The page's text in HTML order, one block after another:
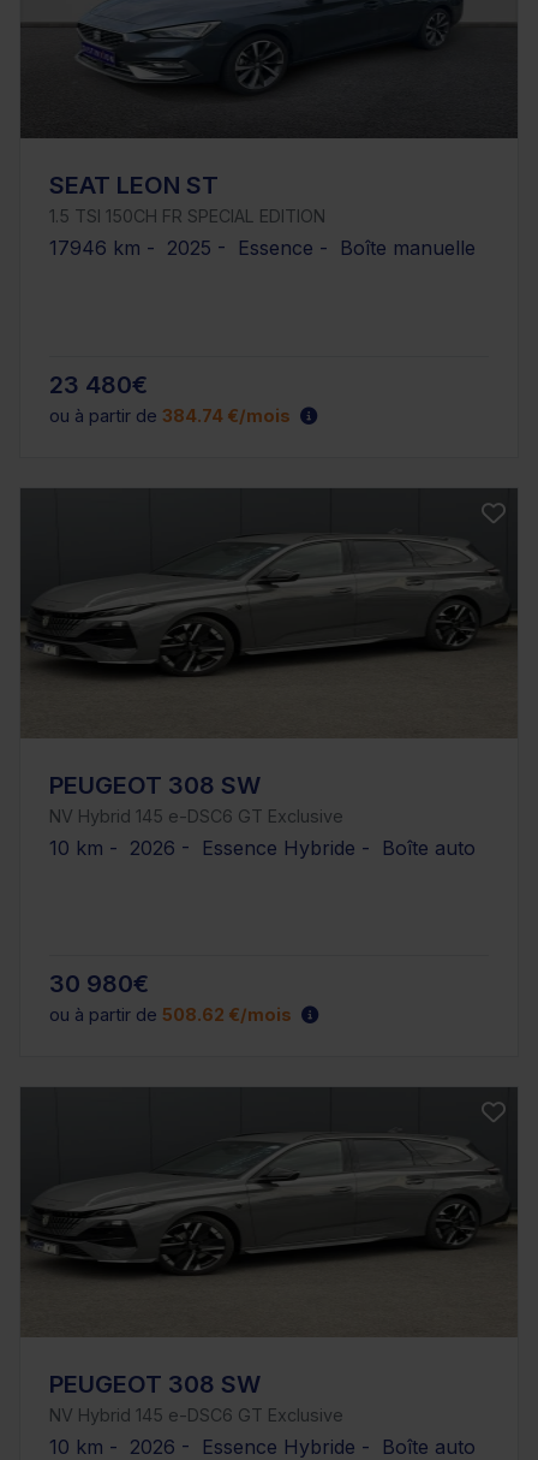
SEAT LEON ST
1.5 TSI 150CH FR SPECIAL EDITION
17946 km - 2025 - Essence - Boîte manuelle
23 480€
ou à partir de 384.74 €/mois
PEUGEOT 308 SW
NV Hybrid 145 e-DSC6 GT Exclusive
10 km - 2026 - Essence Hybride - Boîte auto
30 980€
ou à partir de 508.62 €/mois
PEUGEOT 308 SW
NV Hybrid 145 e-DSC6 GT Exclusive
10 km - 2026 - Essence Hybride - Boîte auto